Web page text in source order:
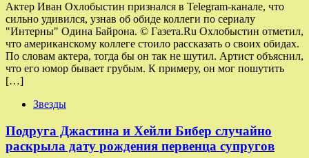
Актер Иван Охлобыстин признался в Telegram-канале, что
сильно удивился, узнав об обиде коллеги по сериалу
"Интерны" Одина Байрона. © Газета.Ru Охлобыстин отметил,
что американскому коллеге стоило рассказать о своих обидах.
По словам актера, тогда бы он так не шутил. Артист объяснил,
что его юмор бывает грубым. К примеру, он мог пошутить
[…]
Звезды
Подруга Джастина и Хейли Бибер случайно
раскрыла дату рождения первенца супругов